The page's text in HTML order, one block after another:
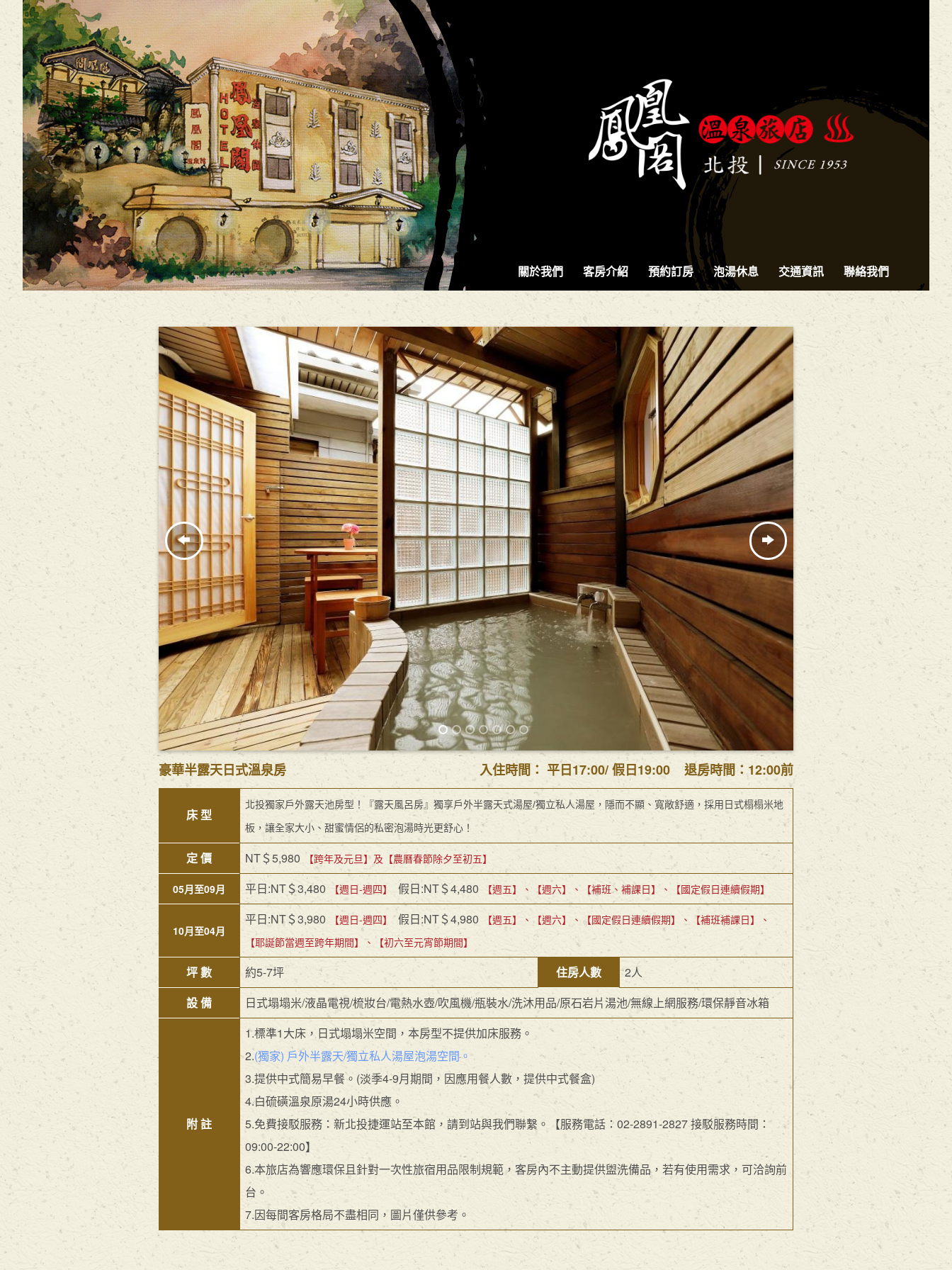
關於我們 客房介紹 預約訂房 泡湯休息 交通資訊 聯絡我們
豪華半露天日式溫泉房 入住時間： 平日17:00/ 假日19:00 退房時間：12:00前
床 型
北投獨家戶外露天池房型！『露天風呂房』獨享戶外半露天式湯屋/獨立私人湯屋，隱而不顯、寬敞舒適，採用日式榻榻米地
板，讓全家大小、甜蜜情侶的私密泡湯時光更舒心！
定 價 NT＄5,980 【跨年及元旦】及【農曆春節除夕至初五】
05月至09月 平日:NT＄3,480 【週日-週四】 假日:NT＄4,480 【週五】、【週六】、【補班、補課日】、【國定假日連續假期】
10月至04月
平日:NT＄3,980 【週日-週四】 假日:NT＄4,980
【週五】、【週六】、【國定假日連續假期】、【補班補課日】、
【耶誕節當週至跨年期間】、【初六至元宵節期間】
坪 數 約5-7坪 住房人數
2人
設 備
日式塌塌米/液晶電視/梳妝台/電熱水壺/吹風機/瓶裝水/洗沐用品/原石岩片湯池/無線上網服務/環保靜音冰箱
附 註
1.標準1大床，日式塌塌米空間，本房型不提供加床服務。
2.(獨家) 戶外半露天/獨立私人湯屋泡湯空間。
3.提供中式簡易早餐。(淡季4-9月期間，因應用餐人數，提供中式餐盒)
4.白硫磺溫泉原湯24小時供應。
5.免費接駁服務：新北投捷運站至本館，請到站與我們聯繫。【服務電話：02-2891-2827 接駁服務時間：
09:00-22:00】
6.本旅店為響應環保且針對一次性旅宿用品限制規範，客房內不主動提供盥洗備品，若有使用需求，可洽詢前
台。
7.因每間客房格局不盡相同，圖片僅供參考。